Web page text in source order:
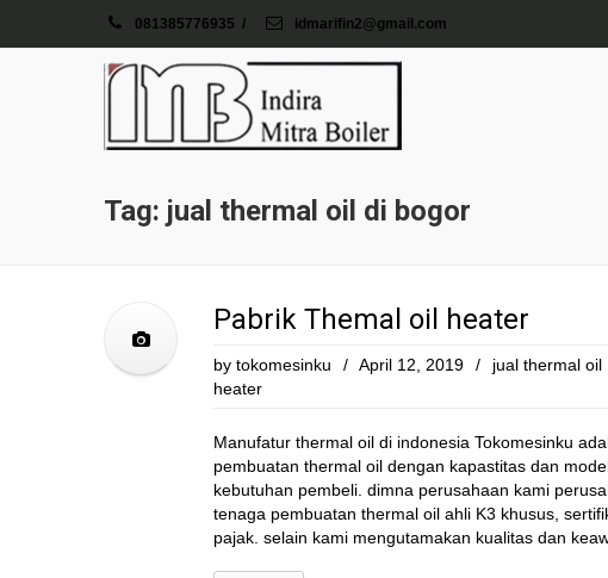
081385776935 / idmarifin2@gmail.com
Tag: jual thermal oil di bogor
Pabrik Themal oil heater
by tokomesinku / April 12, 2019 /
jual thermal oil
heater
Manufatur thermal oil di indonesia Tokomesinku
pembuatan thermal oil dengan kapastitas dan
kebutuhan pembeli. dimna perusahaan kami
tenaga pembuatan thermal oil ahli K3 khusus,
pajak. selain kami mengutamakan kualitas dan